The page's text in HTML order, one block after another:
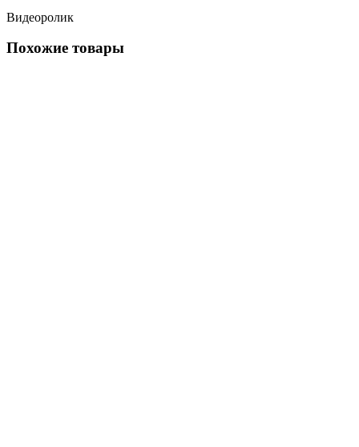
Видеоролик
Похожие товары